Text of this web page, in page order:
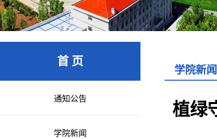
首 页
通知公告
学院新闻
学院新闻
植绿